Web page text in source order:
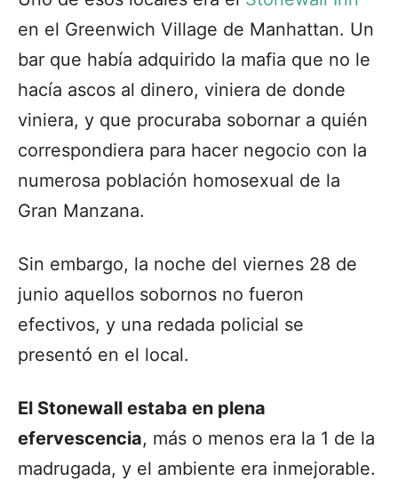
en el Greenwich Village de Manhattan. Un
bar que había adquirido la mafia que no le
hacía ascos al dinero, viniera de donde
viniera, y que procuraba sobornar a quién
correspondiera para hacer negocio con la
numerosa población homosexual de la
Gran Manzana.
Sin embargo, la noche del viernes 28 de
junio aquellos sobornos no fueron
efectivos, y una redada policial se
presentó en el local.
El Stonewall estaba en plena
efervescencia, más o menos era la 1 de la
madrugada, y el ambiente era inmejorable.